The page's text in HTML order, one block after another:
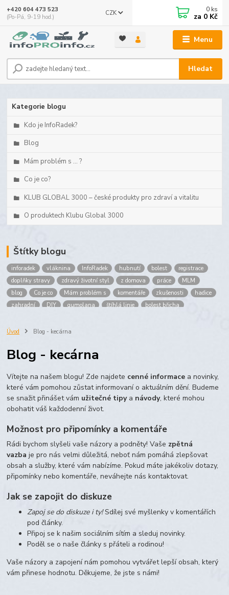
Menu
CZK
Hledat
+420 604 473 523
(Po-Pá, 9-19 hod.)
0 ks
za 0 Kč
Kategorie blogu
Kdo je InfoRadek?
Blog
Mám problém s ... ?
Co je co?
KLUB GLOBAL 3000 – české produkty pro zdraví a vitalitu
O produktech Klubu Global 3000
Štítky blogu
inforadek vláknina InfoRadek hubnutí bolest
registrace
doplňky stravy
zdravý životní styl z domova práce
MLM
blog
Co je co Mám problém s komentáře zkušenosti
hadice
zahradní
DIY gumolana štíhlá linie
bolest břicha
Prokloub
Vláknina
maltodextrin
škrob skrob
Úvod Blog - kecárna
Blog - kecárna
Vítejte na našem blogu! Zde najdete cenné informace a novinky,
které vám pomohou zůstat informovaní o aktuálním dění. Budeme
se snažit přinášet vám užitečné tipya návody, které mohou
obohatit váš každodenní život.
Možnost pro připomínky a komentáře
Rádi bychom slyšeli vaše názory a podněty! Vaše zpětná
vazba je pro nás velmi důležitá, neboť nám pomáhá zlepšovat
obsah a služby, které vám nabízíme. Pokud máte jakékoliv dotazy,
připomínky nebo komentáře, neváhejte nás kontaktovat.
Jak se zapojit do diskuze
Zapoj se do diskuze i ty!Sdílej své myšlenky v komentářích
pod články.
Připoj se k našim sociálním sítím a sleduj novinky.
Poděl se o naše články s přáteli a rodinou!
Vaše názory a zapojení nám pomohou vytvářet lepší obsah, který
vám přinese hodnotu. Děkujeme, že jste s námi!